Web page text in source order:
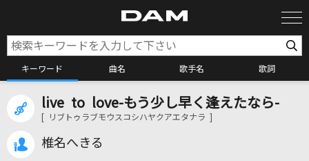
キーワード 曲名 歌手名 歌詞
カラオケ検索
live to love-もう少し早く逢えたなら-
[ リブトゥラブモウスコシハヤクアエタナラ ]
椎名へきる